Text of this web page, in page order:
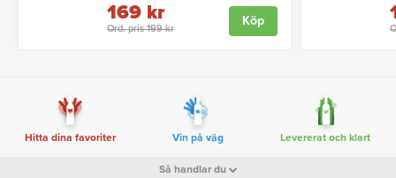
Ord. pris 199 kr
169 kr Köp
Hitta dina favoriter Vin på väg Levererat och klart
Så handlar du